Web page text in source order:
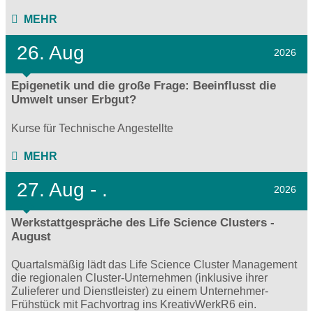
MEHR
26. Aug 2026
Epigenetik und die große Frage: Beeinflusst die
Umwelt unser Erbgut?
Kurse für Technische Angestellte
MEHR
27. Aug - . 2026
Werkstattgespräche des Life Science Clusters -
August
Quartalsmäßig lädt das Life Science Cluster Management
die regionalen Cluster-Unternehmen (inklusive ihrer
Zulieferer und Dienstleister) zu einem Unternehmer-
Frühstück mit Fachvortrag ins KreativWerkR6 ein.